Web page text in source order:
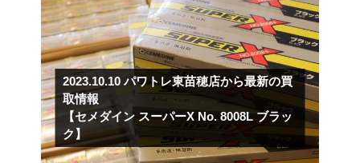
2023.10.10パワトレ東苗穂店から最新の買
取情報
【セメダイン スーパーX No. 8008L ブラッ
ク】